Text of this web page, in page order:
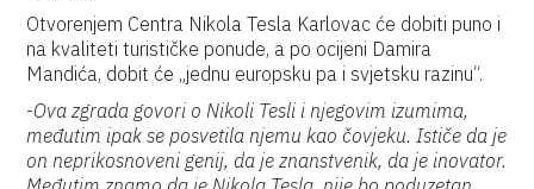
Otvorenjem Centra Nikola Tesla Karlovac će dobiti puno i
na kvaliteti turističke ponude, a po ocijeni Damira
Mandića, dobit će „jednu europsku pa i svjetsku razinu“.
-Ova zgrada govori o Nikoli Tesli i njegovim izumima,
međutim ipak se posvetila njemu kao čovjeku. Ističe da je
on neprikosnoveni genij, da je znanstvenik, da je inovator.